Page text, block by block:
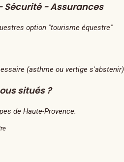
Sécurité - Assurances
option "tourisme équestre"
(asthme ou vertige s'abstenir)
situés ?
de Haute-Provence.